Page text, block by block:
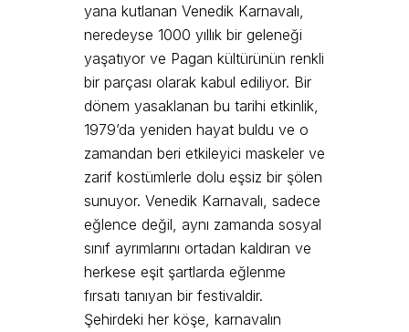
yana kutlanan Venedik Karnavalı,
neredeyse 1000 yıllık bir geleneği
yaşatıyor ve Pagan kültürünün renkli
bir parçası olarak kabul ediliyor. Bir
dönem yasaklanan bu tarihi etkinlik,
1979’da yeniden hayat buldu ve o
zamandan beri etkileyici maskeler ve
zarif kostümlerle dolu eşsiz bir şölen
sunuyor. Venedik Karnavalı, sadece
eğlence değil, aynı zamanda sosyal
sınıf ayrımlarını ortadan kaldıran ve
herkese eşit şartlarda eğlenme
fırsatı tanıyan bir festivaldir.
Şehirdeki her köşe, karnavalın